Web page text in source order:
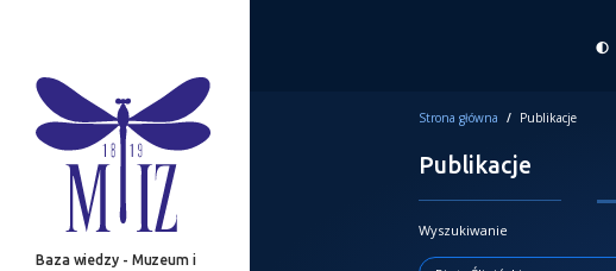
Baza wiedzy - Muzeum i
Strona główna / Publikacje
Publikacje
Wyszukiwanie